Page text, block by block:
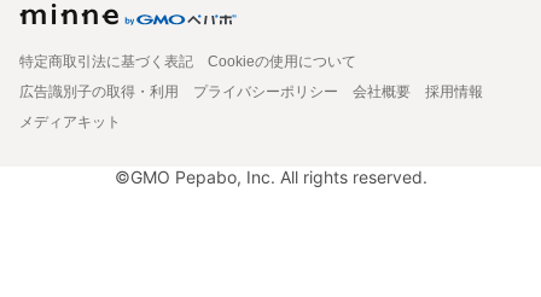
特定商取引法に基づく表記
Cookieの使用について
広告識別子の取得・利用
プライバシーポリシー 会社概要
採用情報
メディアキット
©GMO Pepabo, Inc. All rights reserved.